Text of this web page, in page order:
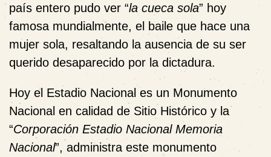
país entero pudo ver “la cueca sola” hoy
famosa mundialmente, el baile que hace una
mujer sola, resaltando la ausencia de su ser
querido desaparecido por la dictadura.
Hoy el Estadio Nacional es un Monumento
Nacional en calidad de Sitio Histórico y la
“Corporación Estadio Nacional Memoria
Nacional”, administra este monumento